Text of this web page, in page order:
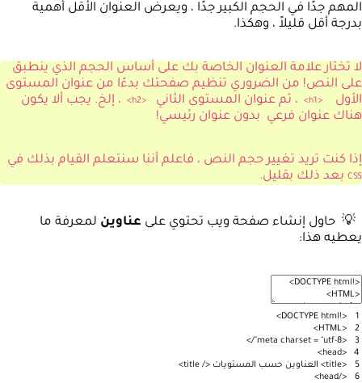
المهم جدًا في الحجم الكبير جدًا ، ويعرض العنوان الأقل أهمية
بدرجة أقل قليلاً ، وهكذا.
لا تختار علامة العنوان الخاصة بك على أساس الحجم الذي ينطبق
على النص! من الضروري تنظيم صفحتك بدءًا من عنوان المستوى
الأول
<
h1
> ، ثم عنوان المستوى الثاني <
h2
>
، إلخ. يجب ألا يكون
هناك عنوان فرعي بدون عنوان رئيسي!
إذا كنت تريد تغيير حجم النص ، فاعلم أننا سنتعلم القيام بذلك في
CSS بعد ذلك بقليل.
💡 حاول إنشاء صفحة ويب تحتوي على عناوين لمعرفة ما
يعطيه هذا:
1
2
3
4
5
6
<
!
DOCTYPE html
>
<
HTML
>
<
meta charset = "utf-8"
/
>
<
head
>
<
title
> العناوين حسب المستويات <
/
title
>
<
/
head
>